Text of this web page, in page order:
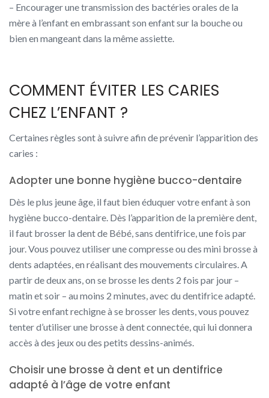
– Encourager une transmission des bactéries orales de la
mère à l’enfant en embrassant son enfant sur la bouche ou
bien en mangeant dans la même assiette.
COMMENT ÉVITER LES CARIES
CHEZ L’ENFANT ?
Certaines règles sont à suivre afin de prévenir l’apparition des
caries :
Adopter une bonne hygiène bucco-dentaire
Dès le plus jeune âge, il faut bien éduquer votre enfant à son
hygiène bucco-dentaire. Dès l’apparition de la première dent,
il faut brosser la dent de Bébé, sans dentifrice, une fois par
jour. Vous pouvez utiliser une compresse ou des mini brosse à
dents adaptées, en réalisant des mouvements circulaires. A
partir de deux ans, on se brosse les dents 2 fois par jour –
matin et soir – au moins 2 minutes, avec du dentifrice adapté.
Si votre enfant rechigne à se brosser les dents, vous pouvez
tenter d’utiliser une brosse à dent connectée, qui lui donnera
accès à des jeux ou des petits dessins-animés.
Choisir une brosse à dent et un dentifrice
adapté à l’âge de votre enfant